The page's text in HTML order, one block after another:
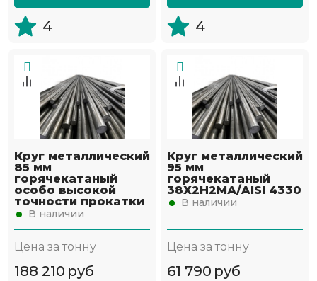
4 4
Круг металлический
85 мм
горячекатаный
особо высокой
точности прокатки
В наличии
Цена за тонну
188 210 руб
Круг металлический
95 мм
горячекатаный
38Х2Н2МА/AISI 4330
В наличии
Цена за тонну
61 790 руб